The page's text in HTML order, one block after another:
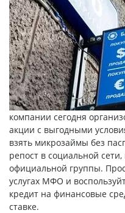
компании сегодня
акции с выгодными
взять микрозаймы без
репост в социальной
официальной группы.
услугах МФО и
кредит на финансовые
ставке.